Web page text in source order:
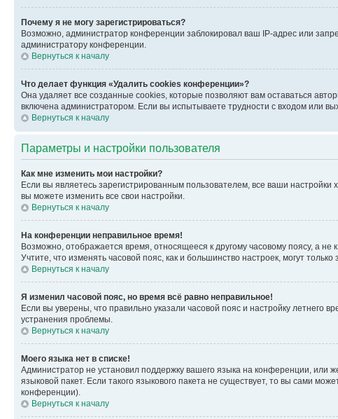
Почему я не могу зарегистрироваться?
Возможно, администратор конференции заблокировал ваш IP-адрес или
администратору конференции.
Вернуться к началу
Что делает функция «Удалить cookies конференции»?
Она удаляет все созданные cookies, которые позволяют вам оставаться
включена администратором. Если вы испытываете трудности с входом или
Вернуться к началу
Параметры и настройки пользователя
Как мне изменить мои настройки?
Если вы являетесь зарегистрированным пользователем, все ваши
вы можете изменить все свои настройки.
Вернуться к началу
На конференции неправильное время!
Возможно, отображается время, относящееся к другому часовому поясу, а не
Учтите, что изменять часовой пояс, как и большинство настроек, могут
Вернуться к началу
Я изменил часовой пояс, но время всё равно неправильное!
Если вы уверены, что правильно указали часовой пояс и настройку
устранения проблемы.
Вернуться к началу
Моего языка нет в списке!
Администратор не установил поддержку вашего языка на конференции, или
языковой пакет. Если такого языкового пакета не существует, то вы сами
конференции).
Вернуться к началу